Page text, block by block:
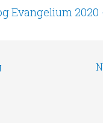
Evangelium 2020